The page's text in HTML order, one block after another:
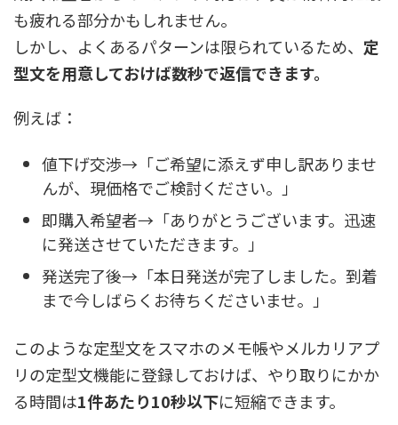
も疲れる部分かもしれません。
しかし、よくあるパターンは限られているため、 定
型文を用意しておけば数秒で返信できます。
例えば：
値下げ交渉→「ご希望に添えず申し訳ありませ
んが、現価格でご検討ください。」
即購入希望者→「ありがとうございます。迅速
に発送させていただきます。」
発送完了後→「本日発送が完了しました。到着
まで今しばらくお待ちくださいませ。」
このような定型文をスマホのメモ帳やメルカリアプ
リの定型文機能に登録しておけば、やり取りにかか
る時間は1件あたり10秒以下に短縮できます。